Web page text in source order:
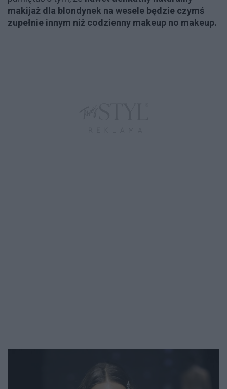
makijaż dla blondynek na wesele będzie czymś
zupełnie innym niż codzienny makeup no makeup.